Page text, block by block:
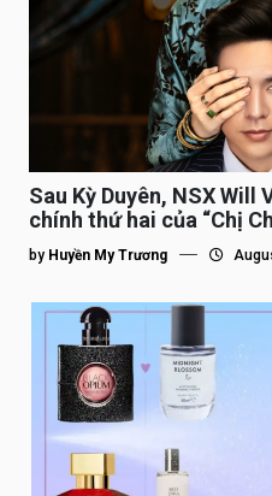
Sau Kỳ Duyên, NSX Will
chính thứ hai của “Chị
by Huyền My Trương